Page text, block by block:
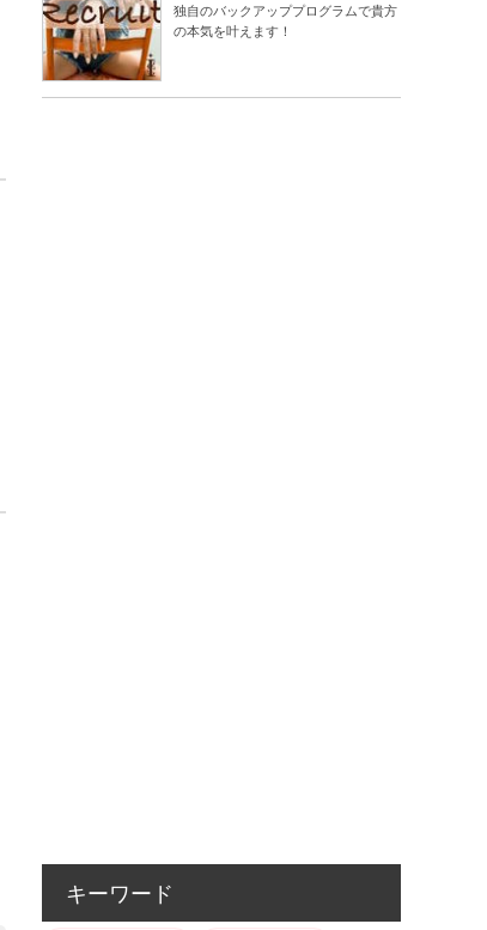
独自のバックアッププログラムで貴方
の本気を叶えます！
キーワード